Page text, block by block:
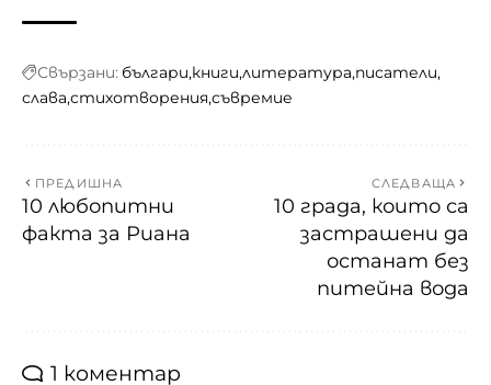
Свързани: българи книги литература писатели
слава стихотворения съвремие
ПРЕДИШНА
10 любопитни
факта за Риана
СЛЕДВАЩА
10 града, които са
застрашени да
останат без
питейна вода
1 коментар